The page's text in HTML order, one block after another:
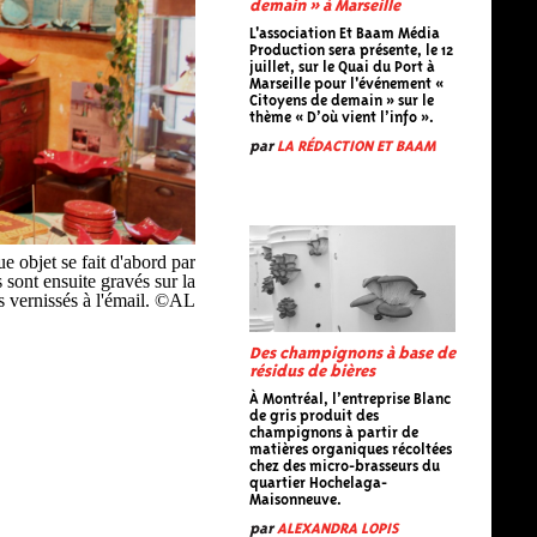
demain » à Marseille
L'association Et Baam Média
Production sera présente, le 12
juillet, sur le Quai du Port à
Marseille pour l'événement «
Citoyens de demain » sur le
thème « D’où vient l’info ».
parLA RÉDACTION ET BAAM
Des champignons à base de
résidus de bières
À Montréal, l’entreprise Blanc
de gris produit des
champignons à partir de
matières organiques récoltées
chez des micro-brasseurs du
quartier Hochelaga-
Maisonneuve.
parALEXANDRA LOPIS
objet se fait d'abord par
ensuite gravés sur la
vernissés à l'émail. ©AL